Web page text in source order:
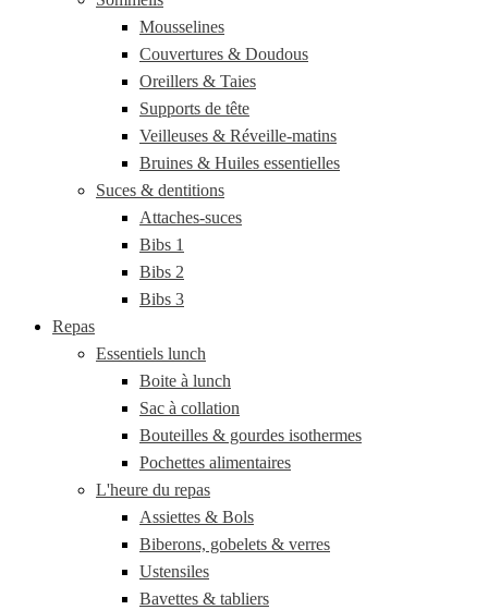
Mousselines
Couvertures & Doudous
Oreillers & Taies
Supports de tête
Veilleuses & Réveille-matins
Bruines & Huiles essentielles
Suces & dentitions
Attaches-suces
Bibs 1
Bibs 2
Bibs 3
Repas
Essentiels lunch
Boite à lunch
Sac à collation
Bouteilles & gourdes isothermes
Pochettes alimentaires
L'heure du repas
Assiettes & Bols
Biberons, gobelets & verres
Ustensiles
Bavettes & tabliers